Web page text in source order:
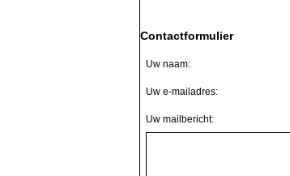
Contactformulier
Uw naam:
Uw e-mailadres:
Uw mailbericht: